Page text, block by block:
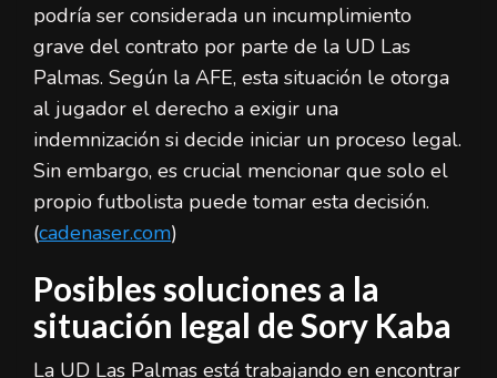
podría ser considerada un incumplimiento
grave del contrato por parte de la UD Las
Palmas. Según la AFE, esta situación le otorga
al jugador el derecho a exigir una
indemnización si decide iniciar un proceso legal.
Sin embargo, es crucial mencionar que solo el
propio futbolista puede tomar esta decisión.
(cadenaser.com)
Posibles soluciones a la
situación legal de Sory Kaba
La UD Las Palmas está trabajando en encontrar